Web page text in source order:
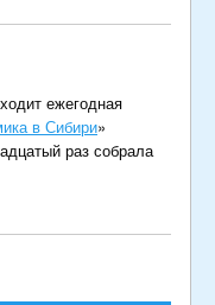
ежегодная
в Сибири»
раз собрала